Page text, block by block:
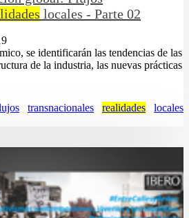
locales - Parte 02
se identificarán las tendencias de las
de la industria, las nuevas prácticas
transnacionales realidades locales